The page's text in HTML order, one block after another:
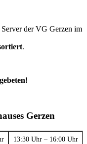
der VG Gerzen im
.
Gerzen
13:30 Uhr – 16:00 Uhr